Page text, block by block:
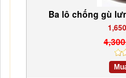
Ba lô chống gù